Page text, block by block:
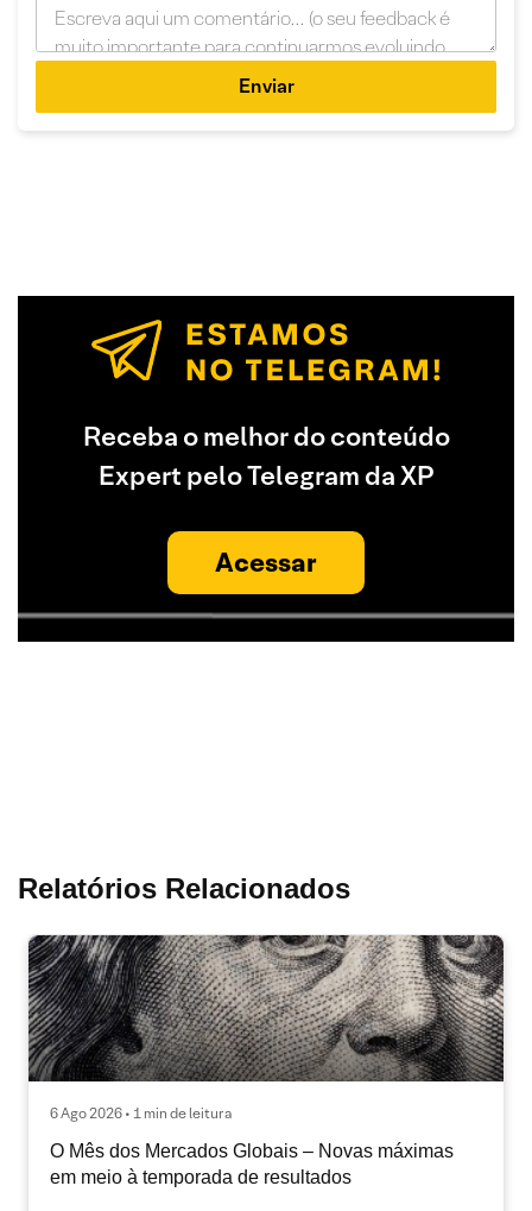
Enviar
Receba o melhor do conteúdo
Expert pelo Telegram da XP
Acessar
Relatórios Relacionados
6 Ago 2026 • 1 min de leitura
O Mês dos Mercados Globais – Novas máximas
em meio à temporada de resultados